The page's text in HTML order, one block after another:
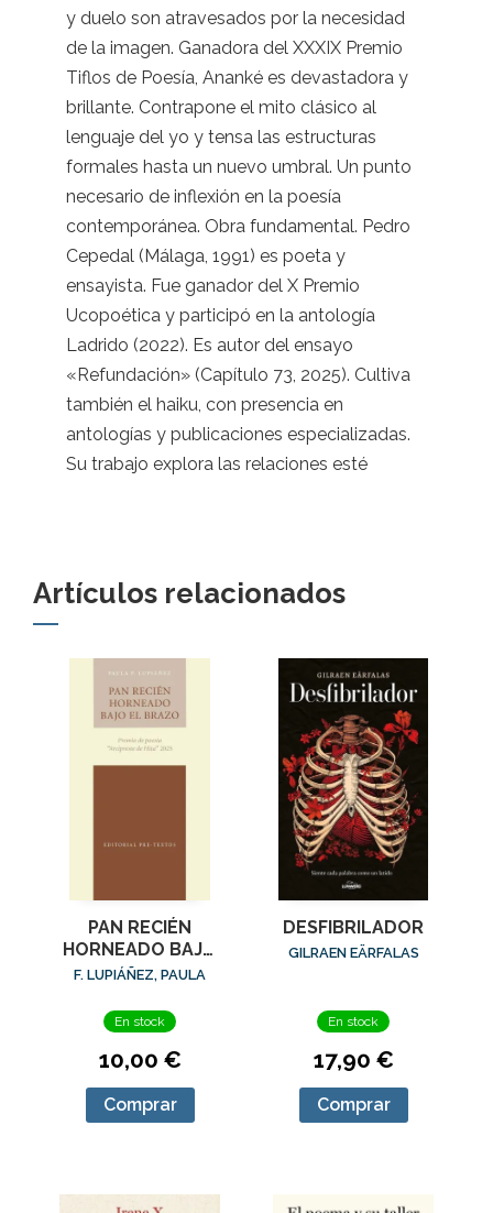
y duelo son atravesados por la necesidad
de la imagen. Ganadora del XXXIX Premio
Tiflos de Poesía, Ananké es devastadora y
brillante. Contrapone el mito clásico al
lenguaje del yo y tensa las estructuras
formales hasta un nuevo umbral. Un punto
necesario de inflexión en la poesía
contemporánea. Obra fundamental. Pedro
Cepedal (Málaga, 1991) es poeta y
ensayista. Fue ganador del X Premio
Ucopoética y participó en la antología
Ladrido (2022). Es autor del ensayo
«Refundación» (Capítulo 73, 2025). Cultiva
también el haiku, con presencia en
antologías y publicaciones especializadas.
Su trabajo explora las relaciones esté
Artículos relacionados
PAN RECIÉN
HORNEADO BAJO
EL BRAZO
F. LUPIÁÑEZ, PAULA
En stock
10,00 €
Comprar
DESFIBRILADOR
GILRAEN EÄRFALAS
En stock
17,90 €
Comprar